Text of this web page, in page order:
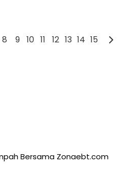
8 9 10 11 12 13 14 15
Bersama Zonaebt.com